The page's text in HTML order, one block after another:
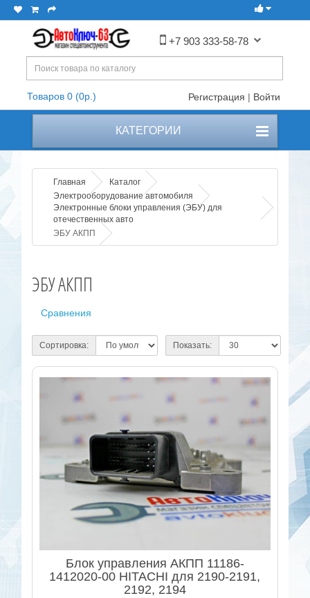
+7 903 333-58-78
Товаров 0 (0р.) Регистрация | Войти
КАТЕГОРИИ
Главная
Каталог
Электрооборудование автомобиля
Электронные блоки управления (ЭБУ) для
отечественных авто
ЭБУ АКПП
ЭБУ АКПП
Сравнения
Сортировка: Показать:
Блок управления АКПП 11186-
1412020-00 HITACHI для 2190-2191,
2192, 2194